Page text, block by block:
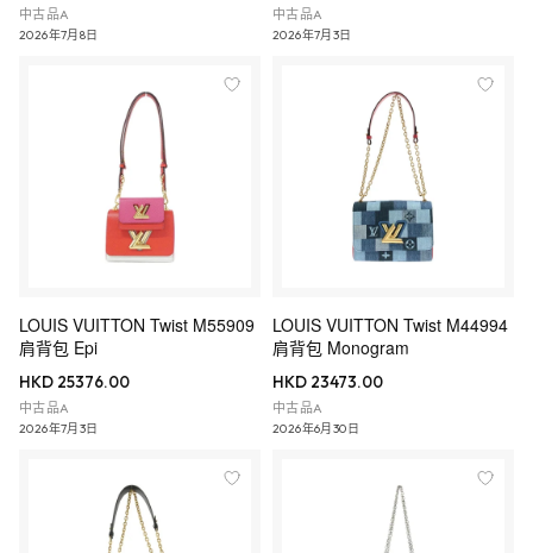
中古品A
2026年7月8日
中古品A
2026年7月3日
LOUIS VUITTON Twist M55909
肩背包 Epi
HKD 25376.00
中古品A
2026年7月3日
LOUIS VUITTON Twist M44994
肩背包 Monogram
HKD 23473.00
中古品A
2026年6月30日